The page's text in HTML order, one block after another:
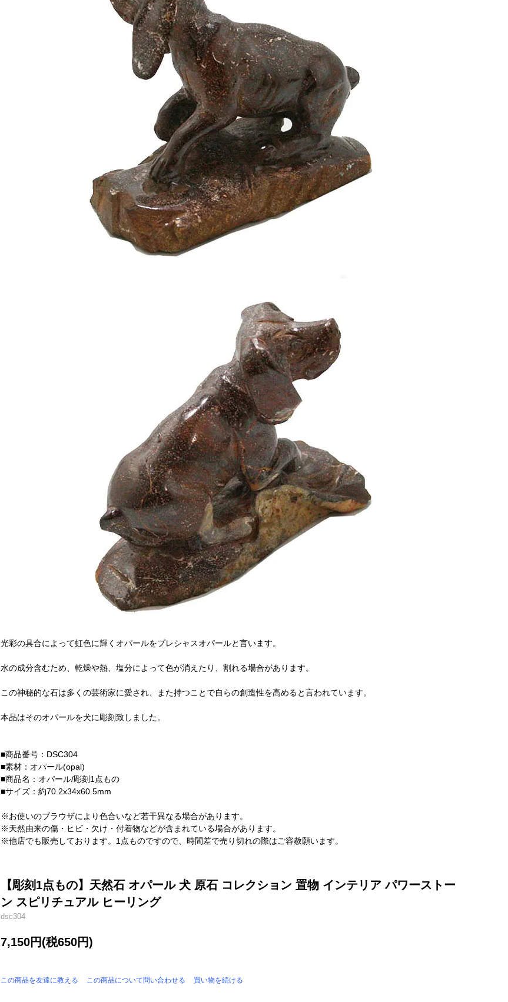
光彩の具合によって虹色に輝くオパールをプレシャスオパールと言います。
水の成分含むため、乾燥や熱、塩分によって色が消えたり、割れる場合があります。
この神秘的な石は多くの芸術家に愛され、また持つことで自らの創造性を高めると言われています。
本品はそのオパールを犬に彫刻致しました。
■商品番号：DSC304
■素材：オパール(opal)
■商品名：オパール/彫刻1点もの
■サイズ：約70.2x34x60.5mm
※お使いのブラウザにより色合いなど若干異なる場合があります。
※天然由来の傷・ヒビ・欠け・付着物などが含まれている場合があります。
※他店でも販売しております。1点ものですので、時間差で売り切れの際はご容赦願います。
【彫刻1点もの】天然石 オパール 犬 原石 コレクション 置物 インテリア パワーストー
ン スピリチュアル ヒーリング
dsc304
7,150円(税650円)
この商品を友達に教える この商品について問い合わせる 買い物を続ける